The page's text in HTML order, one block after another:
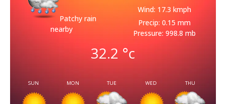
Patchy rain
nearby
Wind: 17.3 kmph
Precip: 0.15 mm
Pressure: 998.8 mb
32.2 °c
SUN MON TUE WED THU